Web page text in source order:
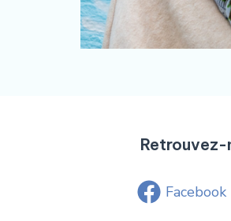
Retrouvez-
Facebook